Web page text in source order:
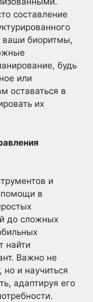
составление
ваши биоритмы,
будь
или
оставаться в
их
и
помощи в
до сложных
найти
Важно не
но и научиться
адаптируя его